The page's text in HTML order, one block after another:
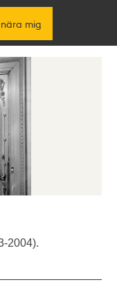
mig
2004).